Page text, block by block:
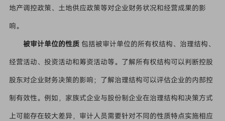
地产调控政策、土地供应政策等对企业财务状况和经营成果的影
响。
被审计单位的性质包括被审计单位的所有权结构、治理结构、
经营活动、投资活动和筹资活动等。了解所有权结构可以判断控股
股东对企业财务决策的影响；了解治理结构可以评估企业的内部控
制有效性。例如，家族式企业与股份制企业在治理结构和决策方式
上可能存在较大差异，审计人员需要针对不同的性质特点实施相应